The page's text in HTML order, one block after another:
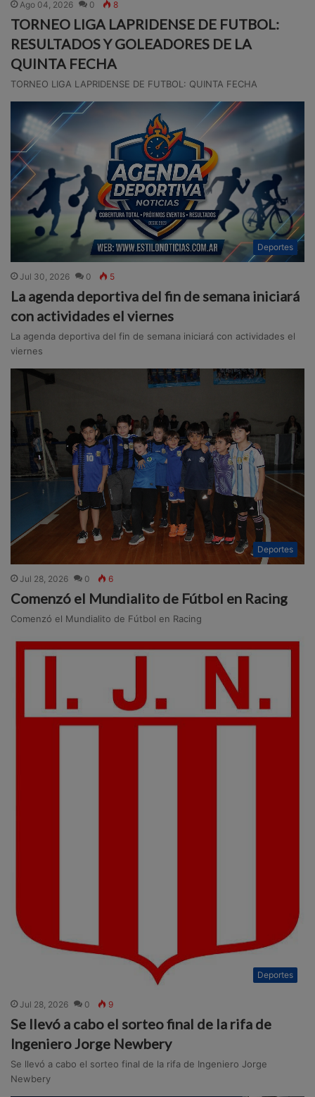
Ago 04, 2026 0 8
TORNEO LIGA LAPRIDENSE DE FUTBOL:
RESULTADOS Y GOLEADORES DE LA
QUINTA FECHA
TORNEO LIGA LAPRIDENSE DE FUTBOL: QUINTA FECHA
Deportes
Jul 30, 2026 0 5
La agenda deportiva del fin de semana iniciará
con actividades el viernes
La agenda deportiva del fin de semana iniciará con actividades el
viernes
Deportes
Jul 28, 2026 0 6
Comenzó el Mundialito de Fútbol en Racing
Comenzó el Mundialito de Fútbol en Racing
Deportes
Jul 28, 2026 0 9
Se llevó a cabo el sorteo final de la rifa de
Ingeniero Jorge Newbery
Se llevó a cabo el sorteo final de la rifa de Ingeniero Jorge
Newbery